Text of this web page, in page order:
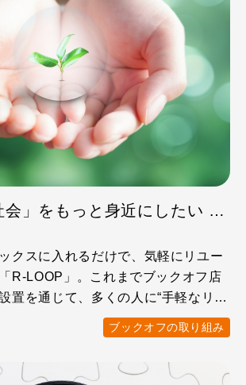
「すてない社会」をもっと身近にしたい ブックオフが実現する「コンビニでリユース体験」
クスに入れるだけで、気軽にリユー
R-LOOP」。これまでブックオフ店
置を通じて、多くの人に“手軽なリユ
ブックオフの取り組み